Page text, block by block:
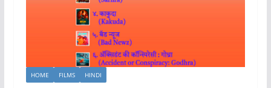
HOME FILMS HINDI